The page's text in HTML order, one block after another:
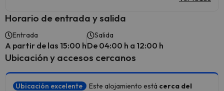
Horario de entrada y salida
Entrada
A partir de las 15:00 h
Salida
De 04:00 h a 12:00 h
Ubicación y accesos cercanos
Ubicación excelente Este alojamiento está cerca del